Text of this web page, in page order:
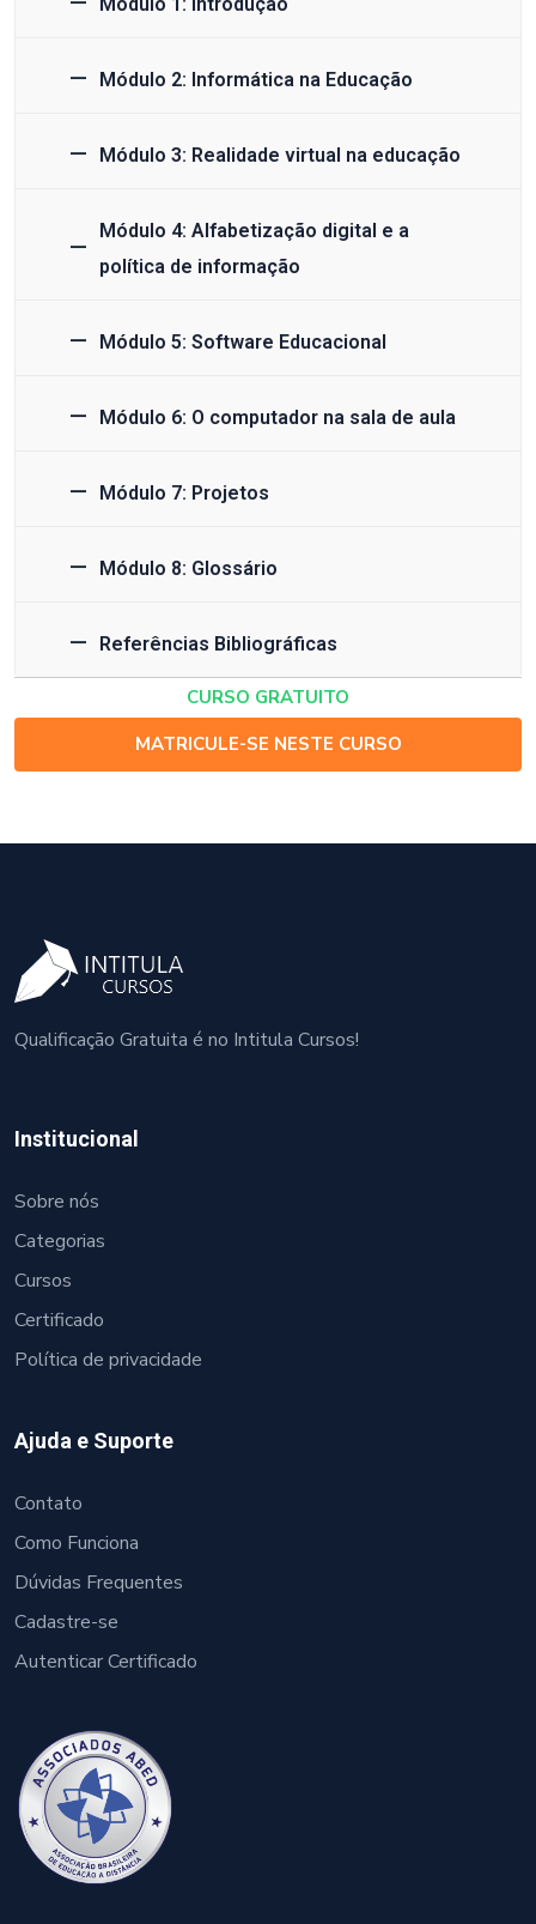
Módulo 2: Informática na Educação
Módulo 3: Realidade virtual na educação
Módulo 4: Alfabetização digital e a
política de informação
Módulo 5: Software Educacional
Módulo 6: O computador na sala de aula
Módulo 7: Projetos
Módulo 8: Glossário
Referências Bibliográficas
CURSO GRATUITO
MATRICULE-SE NESTE CURSO
Qualificação Gratuita é no Intitula Cursos!
Institucional
Sobre nós
Categorias
Cursos
Certificado
Política de privacidade
Ajuda e Suporte
Contato
Como Funciona
Dúvidas Frequentes
Cadastre-se
Autenticar Certificado